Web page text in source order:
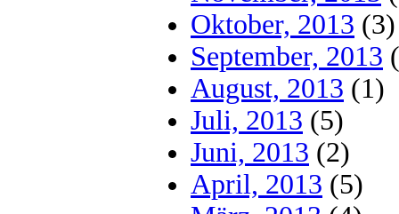
Oktober, 2013 (3)
September, 2013
August, 2013 (1)
Juli, 2013 (5)
Juni, 2013 (2)
April, 2013 (5)